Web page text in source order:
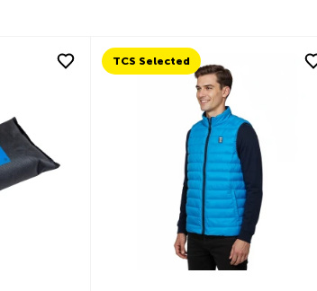
TCS Selected